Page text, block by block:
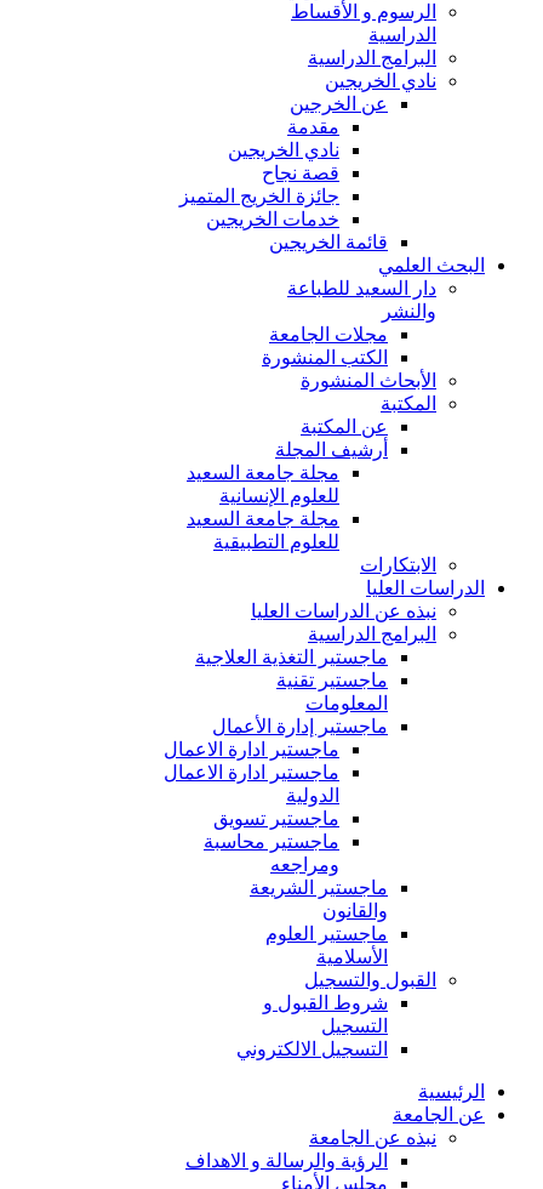
الرسوم و الأقساط
الدراسية
البرامج الدراسية
نادي الخريجين
عن الخرجين
مقدمة
نادي الخريجين
قصة نجاح
جائزة الخريج المتميز
خدمات الخريجين
قائمة الخريجين
البحث العلمي
دار السعيد للطباعة
والنشر
مجلات الجامعة
الكتب المنشورة
الأبحاث المنشورة
المكتبة
عن المكتبة
أرشيف المجلة
مجلة جامعة السعيد
للعلوم الإنسانية
مجلة جامعة السعيد
للعلوم التطبيقية
الابتكارات
الدراسات العليا
نبذه عن الدراسات العليا
البرامج الدراسية
ماجستير التغذية العلاجية
ماجستير تقنية
المعلومات
ماجستير إدارة الأعمال
ماجستير ادارة الاعمال
ماجستير ادارة الاعمال
الدولية
ماجستير تسويق
ماجستير محاسبة
ومراجعه
ماجستير الشريعة
والقانون
ماجستير العلوم
الأسلامية
القبول والتسجيل
شروط القبول و
التسجيل
التسجيل الالكتروني
الرئيسية
عن الجامعة
نبذه عن الجامعة
الرؤية والرسالة و الاهداف
مجلس الأمناء